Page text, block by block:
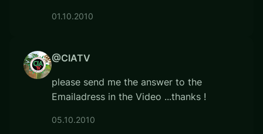
01.10.2010
@CIATV
please send me the answer to the
Emailadress in the Video ...thanks !
05.10.2010